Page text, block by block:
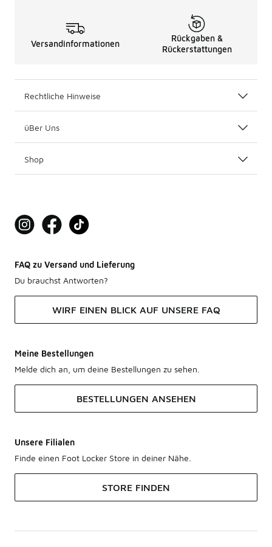
Versandinformationen
Rückgaben &
Rückerstattungen
Rechtliche Hinweise
üBer Uns
Shop
FAQ zu Versand und Lieferung
Du brauchst Antworten?
WIRF EINEN BLICK AUF UNSERE FAQ
Meine Bestellungen
Melde dich an, um deine Bestellungen zu sehen.
BESTELLUNGEN ANSEHEN
Unsere Filialen
Finde einen Foot Locker Store in deiner Nähe.
STORE FINDEN